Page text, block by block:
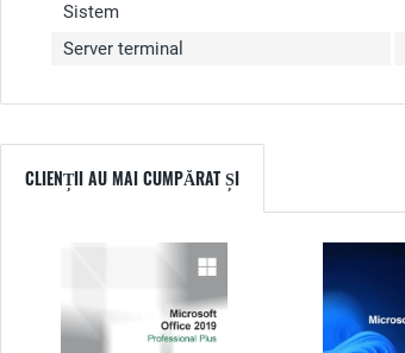
Sistem
Server terminal
CLIENȚII AU MAI CUMPĂRAT ȘI